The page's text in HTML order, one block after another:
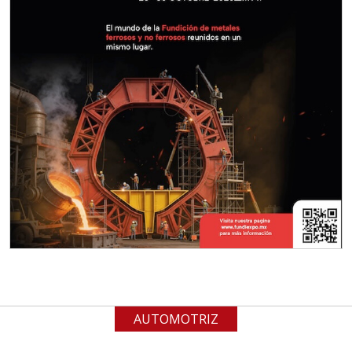
Empresa en Jalisco
MATERIALES PARA SELLOS DE
BATERÍAS DE LITIO
Especificaciones:
Para vehículos eléctricos.
Requisitos: Garantizar composición
química y origen adecuados
(especialmente para grafito) y
contar con sistemas de calidad y
gestión ambiental.
AUTOMOTRIZ